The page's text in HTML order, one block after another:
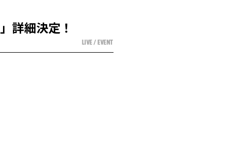
詳細決定！
LIVE / EVENT